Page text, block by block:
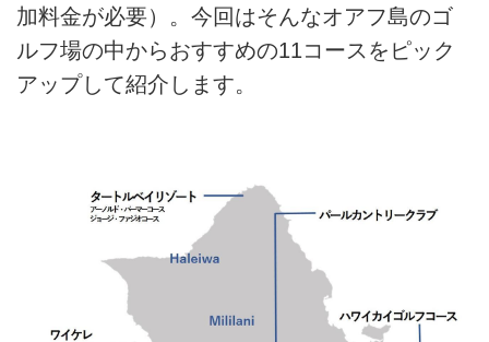
加料金が必要）。今回はそんなオアフ島のゴ
ルフ場の中からおすすめの11コースをピック
アップして紹介します。